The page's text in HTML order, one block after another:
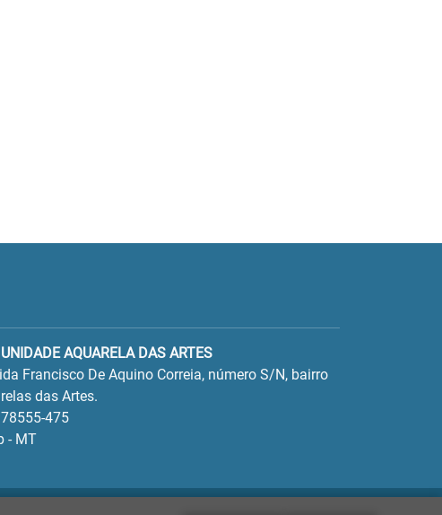
AQUARELA DAS ARTES
Francisco De Aquino Correia, número S/N, bairro
das Artes.
78555-475
- MT